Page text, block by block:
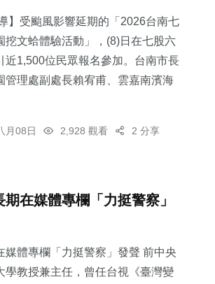
】受颱風影響延期的「2026台南七
挖文蛤體驗活動」，(8)日在七股六
近1,500位民眾報名參加。台南市長
管理處副處長賴宥甫、雲嘉南濱海
月08日 2,928 觀看 2 分享
在媒體專欄「力挺警察」
媒體專欄「力挺警察」發聲 前中央
學教授兼主任，曾任台視《臺灣變